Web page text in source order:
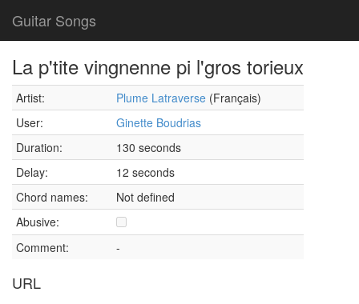
Guitar Songs
La p'tite vingnenne pi l'gros torieux
Artist: Plume Latraverse (Français)
User:
Ginette Boudrias
Duration:
130 seconds
Delay:
12 seconds
Chord names:
Not defined
Abusive:
Comment:
-
URL